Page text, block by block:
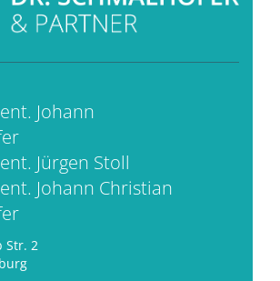
Johann
Jürgen Stoll
Johann Christian
Str. 2